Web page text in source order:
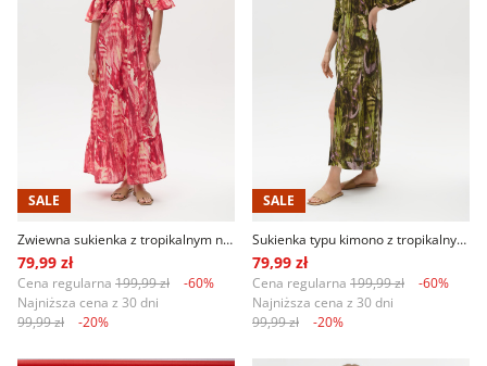
SALE
Zwiewna sukienka z tropikalnym nadrukiem w odcieniach różu
79,99 zł
Cena regularna 199,99 zł
-60%
Najniższa cena z 30 dni
99,99 zł
-20%
SALE
Sukienka typu kimono z tropikalnym printem
79,99 zł
Cena regularna 199,99 zł
-60%
Najniższa cena z 30 dni
99,99 zł
-20%